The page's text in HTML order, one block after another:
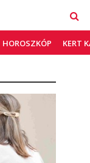
HOROSZKÓP KERT